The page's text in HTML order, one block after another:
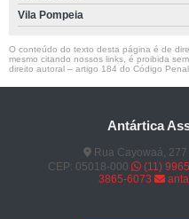
Vila Pompeia
O conteúdo do texto desta página é de
mesmo citando nossos links, é proibida
direito autoral – artigo 184 do Código
Antártica
Rua Cayowaá, 277
CEP: 05018-000
(11)
3865-6073